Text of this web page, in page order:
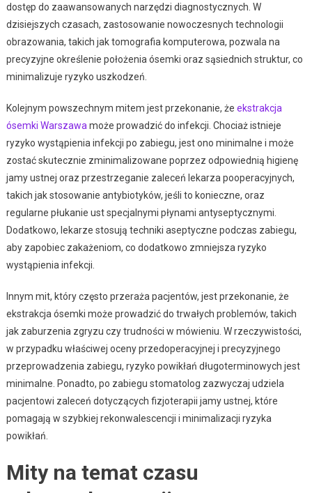
dostęp do zaawansowanych narzędzi diagnostycznych. W
dzisiejszych czasach, zastosowanie nowoczesnych technologii
obrazowania, takich jak tomografia komputerowa, pozwala na
precyzyjne określenie położenia ósemki oraz sąsiednich struktur, co
minimalizuje ryzyko uszkodzeń.
Kolejnym powszechnym mitem jest przekonanie, że ekstrakcja
ósemki Warszawa może prowadzić do infekcji. Chociaż istnieje
ryzyko wystąpienia infekcji po zabiegu, jest ono minimalne i może
zostać skutecznie zminimalizowane poprzez odpowiednią higienę
jamy ustnej oraz przestrzeganie zaleceń lekarza pooperacyjnych,
takich jak stosowanie antybiotyków, jeśli to konieczne, oraz
regularne płukanie ust specjalnymi płynami antyseptycznymi.
Dodatkowo, lekarze stosują techniki aseptyczne podczas zabiegu,
aby zapobiec zakażeniom, co dodatkowo zmniejsza ryzyko
wystąpienia infekcji.
Innym mit, który często przeraża pacjentów, jest przekonanie, że
ekstrakcja ósemki może prowadzić do trwałych problemów, takich
jak zaburzenia zgryzu czy trudności w mówieniu. W rzeczywistości,
w przypadku właściwej oceny przedoperacyjnej i precyzyjnego
przeprowadzenia zabiegu, ryzyko powikłań długoterminowych jest
minimalne. Ponadto, po zabiegu stomatolog zazwyczaj udziela
pacjentowi zaleceń dotyczących fizjoterapii jamy ustnej, które
pomagają w szybkiej rekonwalescencji i minimalizacji ryzyka
powikłań.
Mity na temat czasu